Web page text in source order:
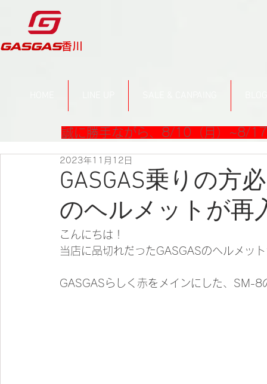
​香川
誠に勝手ながら、8/10（月）~8/
GASGAS乗りの方
のヘルメットが再
2023年11月12日
こんにちは！
当店に品切れだったGASGASのヘルメッ
GASGASらしく赤をメインにした、SM-8